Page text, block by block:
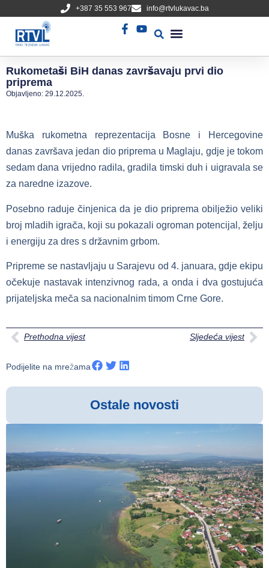
+387 35 553 967 info@rtvlukavac.ba
Rukometaši BiH danas završavaju prvi dio
priprema
Objavljeno: 29.12.2025.
Muška rukometna reprezentacija Bosne i Hercegovine
danas završava jedan dio priprema u Maglaju, gdje je tokom
sedam dana vrijedno radila, gradila timski duh i uigravala se
za naredne izazove.
Posebno raduje činjenica da je dio priprema obilježio veliki
broj mladih igrača, koji su pokazali ogroman potencijal, želju
i energiju za dres s državnim grbom.
Pripreme se nastavljaju u Sarajevu od 4. januara, gdje ekipu
očekuje nastavak intenzivnog rada, a onda i dva gostujuća
prijateljska meča sa nacionalnim timom Crne Gore.
Prethodna vijest Sljedeća vijest
Podijelite na mrežama
Ostale novosti